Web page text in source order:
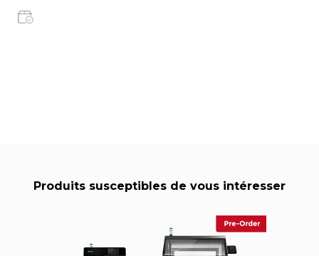
Produits susceptibles de vous intéresser